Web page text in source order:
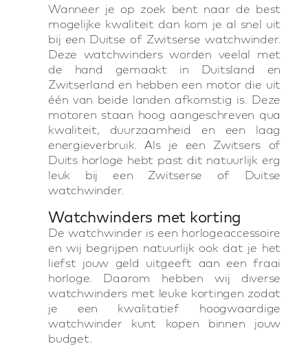
Wanneer je op zoek bent naar de best
mogelijke kwaliteit dan kom je al snel uit
bij een Duitse of Zwitserse watchwinder.
Deze watchwinders worden veelal met
de hand gemaakt in Duitsland en
Zwitserland en hebben een motor die uit
één van beide landen afkomstig is. Deze
motoren staan hoog aangeschreven qua
kwaliteit, duurzaamheid en een laag
energieverbruik. Als je een Zwitsers of
Duits horloge hebt past dit natuurlijk erg
leuk bij een Zwitserse of Duitse
watchwinder.
Watchwinders met korting
De watchwinder is een horlogeaccessoire
en wij begrijpen natuurlijk ook dat je het
liefst jouw geld uitgeeft aan een fraai
horloge. Daarom hebben wij diverse
watchwinders met leuke kortingen zodat
je een kwalitatief hoogwaardige
watchwinder kunt kopen binnen jouw
budget.